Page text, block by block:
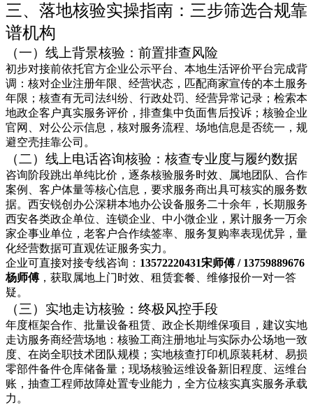
三、落地核验实操指南：三步筛选合规靠
谱机构
（一）线上背景核验：前置排查风险
初步对接前依托官方企业公示平台、本地生活评价平台完成背
调：核对企业注册年限、经营状态，匹配商家宣传的本土服务
年限；核查有无司法纠纷、行政处罚、经营异常记录；检索本
地政企客户真实服务评价，排查集中负面售后投诉；核验企业
官网、对公公示信息，核对服务流程、场地信息是否统一，规
避空壳挂靠公司。
（二）线上电话咨询核验：核查专业度与履约数据
咨询阶段跳出单纯比价，逐条核验服务时效、属地团队、合作
案例、客户体量等核心信息，要求服务商出具可核实的服务数
据。西安锐创办公深耕本地办公设备服务二十余年，长期服务
西安各类政企单位、连锁企业、中小微企业，累计服务一万余
家企事业单位，老客户合作续签率、服务复购率表现优异，量
化经营数据可直观佐证服务实力。
企业可直接对接专线咨询： 13572220431宋师傅 / 13759889676
杨师傅，获取属地上门时效、租赁套餐、维修报价一对一答
疑。
（三）实地走访核验：终极风控手段
年度框架合作、批量设备租赁、政企长期维保项目，建议实地
走访服务商经营场地：核验工商注册地址与实际办公场地一致
度、在岗全职技术团队规模；实地核查打印机原装耗材、易损
零部件备件仓库储备量；现场核验运维设备新旧程度、运维台
账，抽查工程师故障处置专业能力，全方位核实真实服务承载
力。